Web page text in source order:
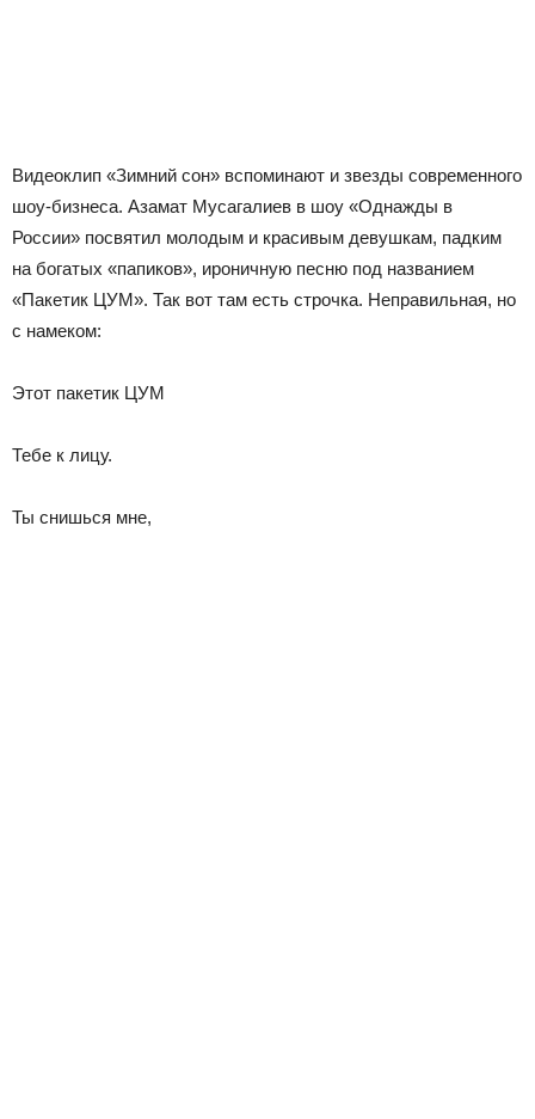
Видеоклип «Зимний сон» вспоминают и звезды современного
шоу-бизнеса. Азамат Мусагалиев в шоу «Однажды в
России» посвятил молодым и красивым девушкам, падким
на богатых «папиков», ироничную песню под названием
«Пакетик ЦУМ». Так вот там есть строчка. Неправильная, но
с намеком:
Этот пакетик ЦУМ
Тебе к лицу.
Ты снишься мне,